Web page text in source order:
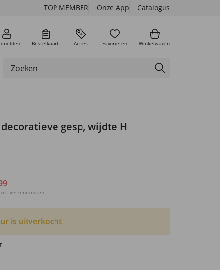
TOP MEMBER Onze App Catalogus
Bestelkaart Acties Favorieten Winkelwagen
gesp, wijdte H
verzendkosten
is uitverkocht